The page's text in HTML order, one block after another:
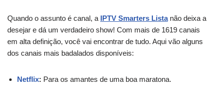
Quando o assunto é canal, a IPTV Smarters Listanão deixa a
desejar e dá um verdadeiro show! Com mais de 1619 canais
em alta definição, você vai encontrar de tudo. Aqui vão alguns
dos canais mais badalados disponíveis:
Netflix: Para os amantes de uma boa maratona.